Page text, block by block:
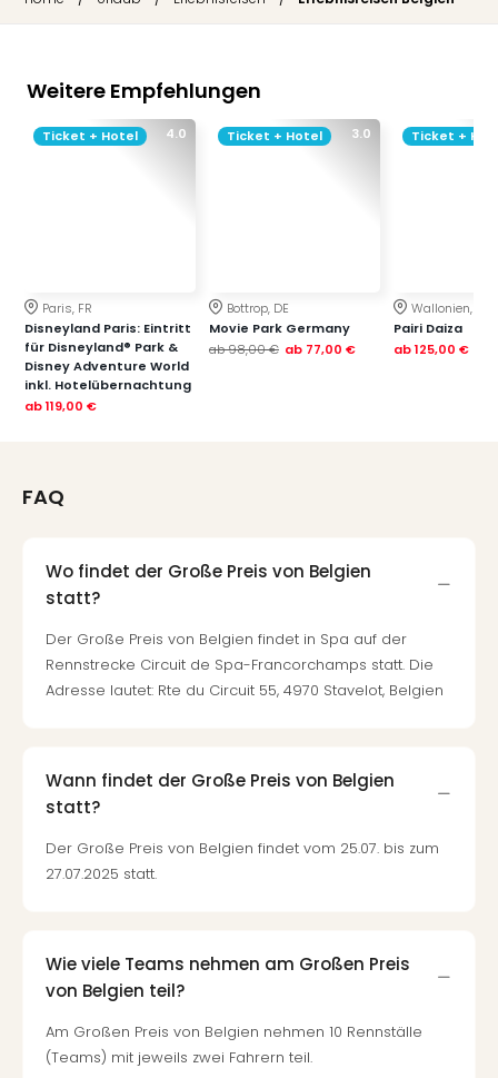
Weitere Empfehlungen
4.0
Ticket + Hotel
Paris, FR
Disneyland Paris: Eintritt
für Disneyland® Park &
Disney Adventure World
inkl. Hotelübernachtung
ab119,00 €
3.0
Ticket + Hotel
Bottrop, DE
Movie Park Germany
ab98,00 € ab 77,00 €
Ticket +
Wallonien, BE
Pairi Daiza
ab125,00 €
FAQ
Wo findet der Große Preis von Belgien
statt?
Der Große Preis von Belgien findet in Spa auf der
Rennstrecke Circuit de Spa-Francorchamps statt. Die
Adresse lautet: Rte du Circuit 55, 4970 Stavelot, Belgien
Wann findet der Große Preis von Belgien
statt?
Der Große Preis von Belgien findet vom 25.07. bis zum
27.07.2025 statt.
Wie viele Teams nehmen am Großen Preis
von Belgien teil?
Am Großen Preis von Belgien nehmen 10 Rennställe
(Teams) mit jeweils zwei Fahrern teil.